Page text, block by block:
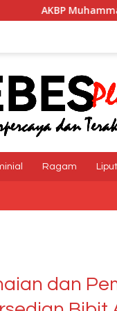
Rosid Ridho:
Ragam
dan